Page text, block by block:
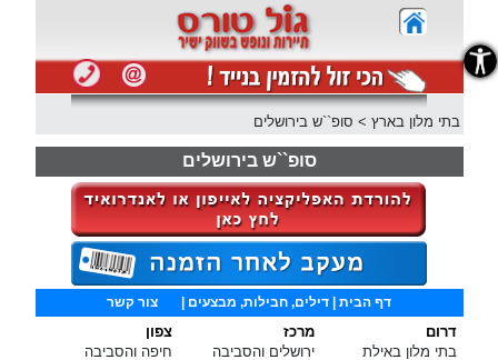
בתי מלון בארץ > סופ``ש בירושלים
סופ``ש בירושלים
דף הבית | דילים, חבילות, מבצעים | צור קשר
צפון
חיפה והסביבה
מרכז
ירושלים והסביבה
דרום
בתי מלון באילת
נגישות